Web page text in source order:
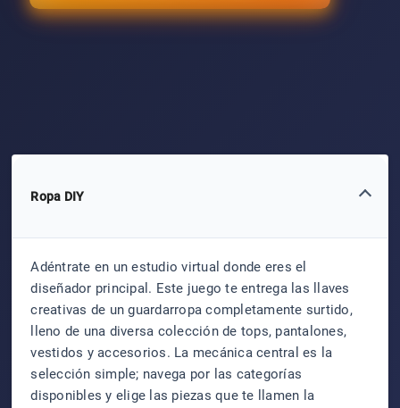
Ropa DIY
Adéntrate en un estudio virtual donde eres el
diseñador principal. Este juego te entrega las llaves
creativas de un guardarropa completamente surtido,
lleno de una diversa colección de tops, pantalones,
vestidos y accesorios. La mecánica central es la
selección simple; navega por las categorías
disponibles y elige las piezas que te llamen la